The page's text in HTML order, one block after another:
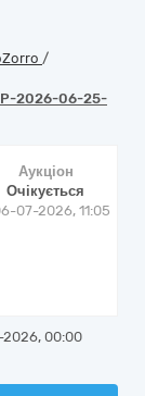
/
P-2026-06-25-
Аукціон
Очікується
07-2026, 11:05
00:00